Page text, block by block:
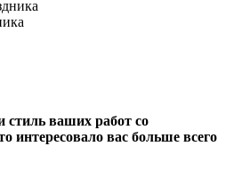
ваших работ со
интересовало вас больше всего